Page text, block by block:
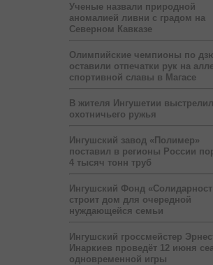
Ученые назвали природной
аномалией ливни с градом на
Северном Кавказе
Олимпийские чемпионы по
оставили отпечатки рук на
спортивной славы в Магасе
В жителя Ингушетии
охотничьего ружья
Ингушский завод «Полимер»
поставил в регионы России
4 тысяч тонн труб
Ингушский Фонд
строит дом для очередной
нуждающейся семьи
Ингушский гроссмейстер
Инаркиев проведёт 12 июня
одновременной игры